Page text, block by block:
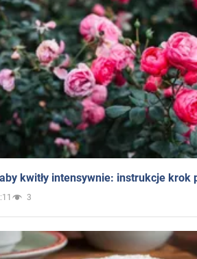
kwitły intensywnie: instrukcje krok
3